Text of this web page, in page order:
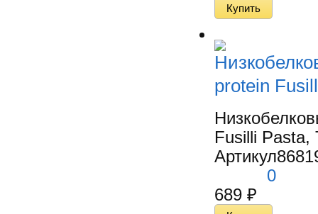
protein
Fusilli Pasta,
Артикул
0
689 ₽